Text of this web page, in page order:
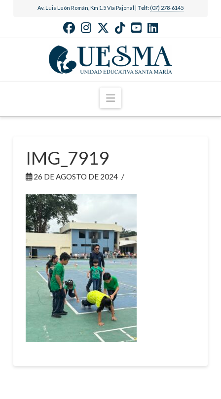
Av. Luis León Román, Km 1.5 Vía Pajonal | Telf: (07) 278-6145
Navigation
IMG_7919
26 DE AGOSTO DE 2024